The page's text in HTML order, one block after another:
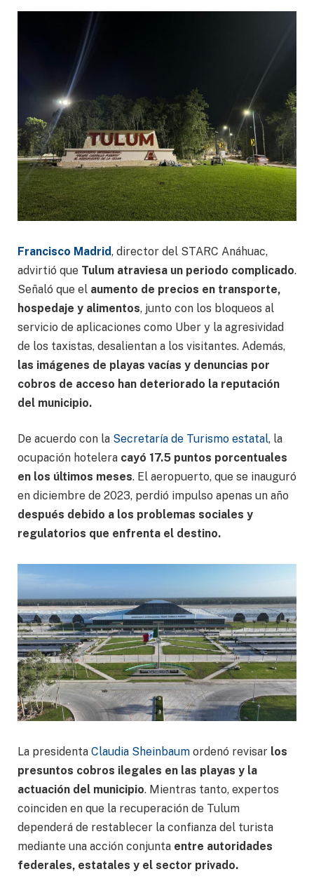
Francisco Madrid, director del STARC Anáhuac,
advirtió que Tulum atraviesa un periodo complicado.
Señaló que el aumento de precios en transporte,
hospedaje y alimentos, junto con los bloqueos al
servicio de aplicaciones como Uber y la agresividad
de los taxistas, desalientan a los visitantes. Además,
las imágenes de playas vacías y denuncias por
cobros de acceso han deteriorado la reputación
del municipio.
De acuerdo con la Secretaría de Turismo estatal, la
ocupación hotelera cayó 17.5 puntos porcentuales
en los últimos meses. El aeropuerto, que se inauguró
en diciembre de 2023, perdió impulso apenas un año
después debido a los problemas sociales y
regulatorios que enfrenta el destino.
La presidenta Claudia Sheinbaum ordenó revisar los
presuntos cobros ilegales en las playas y la
actuación del municipio. Mientras tanto, expertos
coinciden en que la recuperación de Tulum
dependerá de restablecer la confianza del turista
mediante una acción conjunta entre autoridades
federales, estatales y el sector privado.